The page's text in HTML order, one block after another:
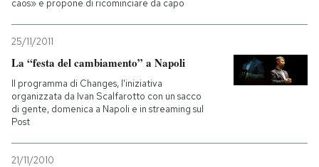
caos» e propone di ricominciare da capo
25/11/2011
La “festa del cambiamento” a Napoli
Il programma di Changes, l'iniziativa
organizzata da Ivan Scalfarotto con un sacco
di gente, domenica a Napoli e in streaming sul
Post
21/11/2010